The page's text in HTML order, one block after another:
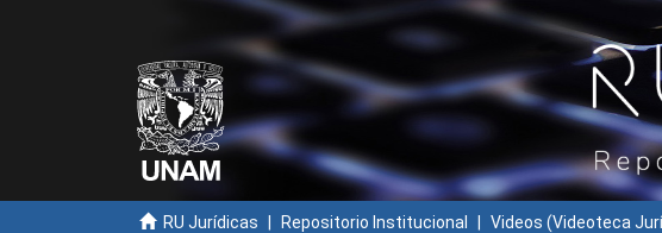
RU Jurídicas Repositorio Institucional Videos (Videoteca